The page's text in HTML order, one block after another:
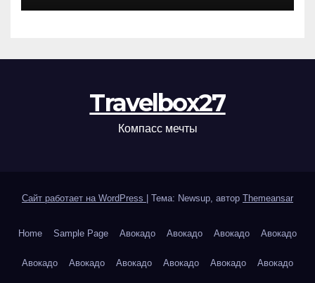
Travelbox27
Компасс мечты
Сайт работает на WordPress Тема: Newsup, автор Themeansar
Home Sample Page Авокадо Авокадо Авокадо Авокадо
Авокадо Авокадо Авокадо Авокадо Авокадо Авокадо